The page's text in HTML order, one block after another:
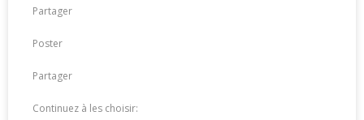
Partager
Poster
Partager
Continuez à les choisir: